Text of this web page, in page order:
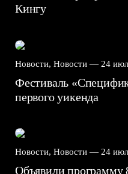
Кингу
Новости, Новости — 24
Фестиваль
первого уикенда
Новости, Новости — 24
Объявили программу